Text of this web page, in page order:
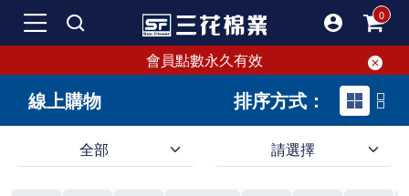
會員點數永久有效
線上購物 排序方式：
全部 請選擇